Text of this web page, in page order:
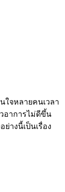
ใจหลายคนเวลา
อาการไม่ดีขึ้น
างนี้เป็นเรื่อง